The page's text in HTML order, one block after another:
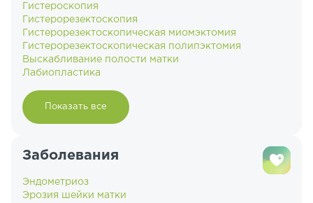
Гистероскопия
Гистерорезектоскопия
Гистерорезектоскопическая миомэктомия
Гистерорезектоскопическая полипэктомия
Выскабливание полости матки
Лабиопластика
Показать все
Заболевания
Эндометриоз
Эрозия шейки матки